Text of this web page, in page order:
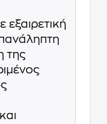
εξαιρετική
της